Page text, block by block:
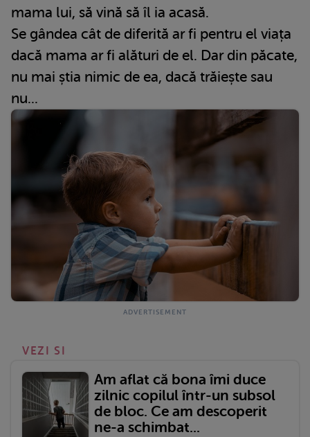
mama lui, să vină să îl ia acasă.
Se gândea cât de diferită ar fi pentru el viața
dacă mama ar fi alături de el. Dar din păcate,
nu mai știa nimic de ea, dacă trăiește sau
nu...
VEZI SI
Am aflat că bona îmi duce
zilnic copilul într-un subsol
de bloc. Ce am descoperit
ne-a schimbat...